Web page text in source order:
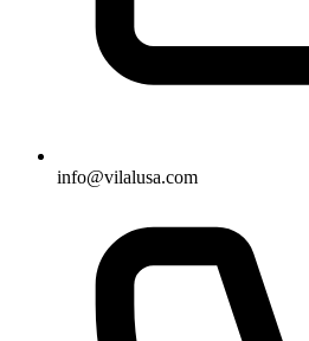
info@vilalusa.com